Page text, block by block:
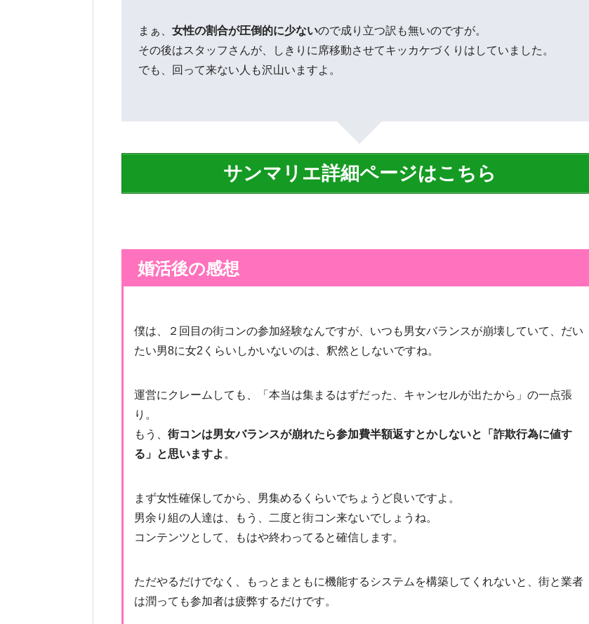
まぁ、 女性の割合が圧倒的に少ないので成り立つ訳も無いのですが。
その後はスタッフさんが、しきりに席移動させてキッカケづくりはしていました。
でも、回って来ない人も沢山いますよ。
サンマリエ詳細ページはこちら
婚活後の感想
僕は、２回目の街コンの参加経験なんですが、いつも男女バランスが崩壊していて、だい
たい男8に女2くらいしかいないのは、釈然としないですね。
運営にクレームしても、「本当は集まるはずだった、キャンセルが出たから」の一点張
り。
もう、 街コンは男女バランスが崩れたら参加費半額返すとかしないと「詐欺行為に値す
る」と思いますよ。
まず女性確保してから、男集めるくらいでちょうど良いですよ。
男余り組の人達は、もう、二度と街コン来ないでしょうね。
コンテンツとして、もはや終わってると確信します。
ただやるだけでなく、もっとまともに機能するシステムを構築してくれないと、街と業者
は潤っても参加者は疲弊するだけです。